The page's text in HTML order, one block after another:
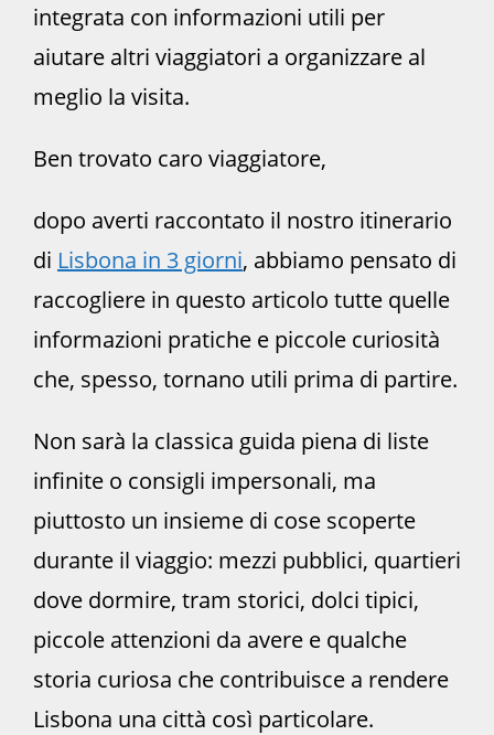
integrata con informazioni utili per
aiutare altri viaggiatori a organizzare al
meglio la visita.
Ben trovato caro viaggiatore,
dopo averti raccontato il nostro itinerario
di Lisbona in 3 giorni, abbiamo pensato di
raccogliere in questo articolo tutte quelle
informazioni pratiche e piccole curiosità
che, spesso, tornano utili prima di partire.
Non sarà la classica guida piena di liste
infinite o consigli impersonali, ma
piuttosto un insieme di cose scoperte
durante il viaggio: mezzi pubblici, quartieri
dove dormire, tram storici, dolci tipici,
piccole attenzioni da avere e qualche
storia curiosa che contribuisce a rendere
Lisbona una città così particolare.